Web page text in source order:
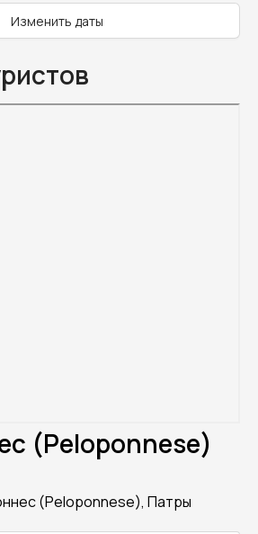
Изменить даты
(Peloponnese)
(Peloponnese), Патры